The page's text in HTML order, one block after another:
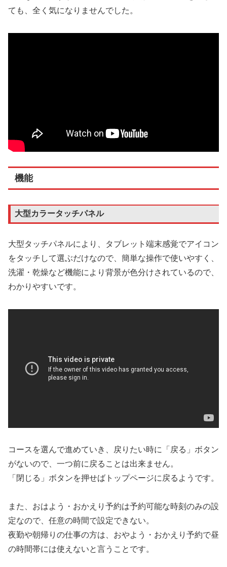
ても、全く気になりませんでした。
機能
大型カラータッチパネル
大型タッチパネルにより、タブレット端末感覚でアイコン
をタッチして選ぶだけなので、簡単な操作で使いやすく、
洗濯・乾燥など機能により背景が色分けされているので、
わかりやすいです。
コースを選んで進めていき、戻りたい時に「戻る」ボタン
がないので、一つ前に戻ることは出来ません。
「閉じる」ボタンを押せばトップページに戻るようです。
また、おはよう・おかえり予約は予約可能な時刻のみの設
定なので、任意の時間で設定できない。
夜勤や朝帰りの仕事の方は、おやよう・おかえり予約で昼
の時間帯には使えないと言うことです。